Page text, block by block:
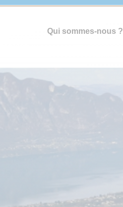
Qui sommes-nous ?